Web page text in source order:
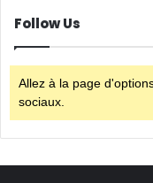
Follow Us
Allez à la page
sociaux.